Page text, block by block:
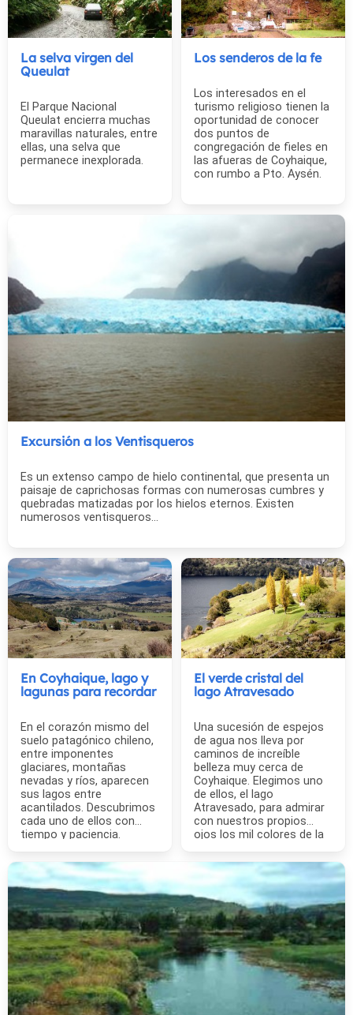
La selva virgen del
Queulat
El Parque Nacional
Queulat encierra muchas
maravillas naturales, entre
ellas, una selva que
permanece inexplorada.
Los senderos de la fe
Los interesados en el
turismo religioso tienen la
oportunidad de conocer
dos puntos de
congregación de fieles en
las afueras de Coyhaique,
con rumbo a Pto. Aysén.
Excursión a los Ventisqueros
Es un extenso campo de hielo continental, que presenta un
paisaje de caprichosas formas con numerosas cumbres y
quebradas matizadas por los hielos eternos. Existen
numerosos ventisqueros...
En Coyhaique, lago y
lagunas para recordar
En el corazón mismo del
suelo patagónico chileno,
entre imponentes
glaciares, montañas
nevadas y ríos, aparecen
sus lagos entre
acantilados. Descubrimos
cada uno de ellos con
tiempo y paciencia.
El verde cristal del
lago Atravesado
Una sucesión de espejos
de agua nos lleva por
caminos de increíble
belleza muy cerca de
Coyhaique. Elegimos uno
de ellos, el lago
Atravesado, para admirar
con nuestros propios
ojos los mil colores de la